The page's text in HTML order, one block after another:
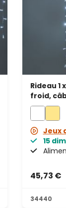
Rideau 1
froid,
Jeux
15
45,73 €
34440